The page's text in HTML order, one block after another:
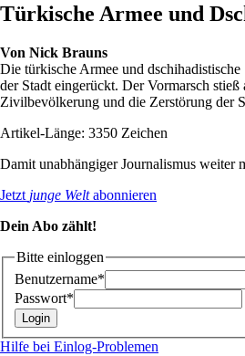
Türkische Armee und
Von Nick Brauns
Die türkische Armee und
der Stadt eingerückt. Der Vormarsch
Zivilbevölkerung und die Zerstörung der
Artikel-Länge: 3350 Zeichen
Damit unabhängiger Journalismus weiter
Jetzt junge Weltabonnieren
Dein Abo zählt!
Bitte einloggen
Benutzername*
Passwort*
Hilfe bei Einlog-Problemen